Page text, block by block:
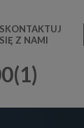
SKONTAKTUJ
SIĘ Z NAMI